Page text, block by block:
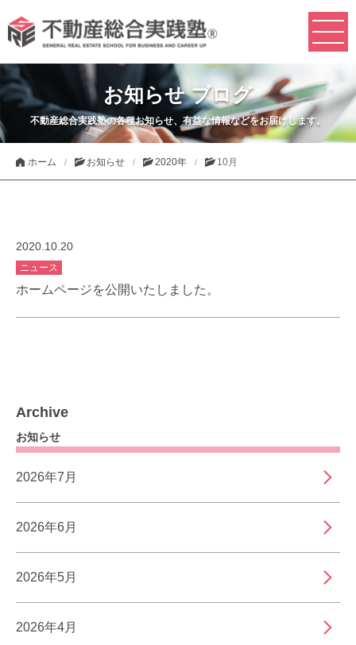
お知らせ ブログ
不動産総合実践塾の各種お知らせ、有益な情報などをお届けします。
ホーム お知らせ 2020年 10月
2020.10.20
ニュース
ホームページを公開いたしました。
Archive
お知らせ
2026年7月
2026年6月
2026年5月
2026年4月